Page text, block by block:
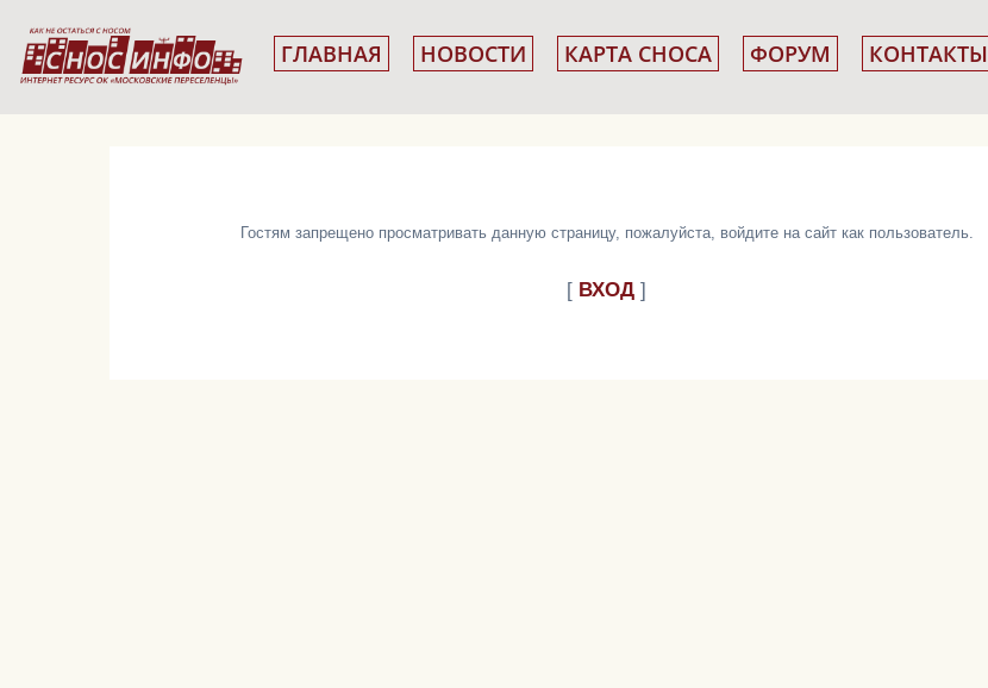
ГЛАВНАЯ НОВОСТИ КАРТА СНОСА ФОРУМ КОНТАКТЫ
Гостям запрещено просматривать данную страницу, пожалуйста, войдите на сайт как пользователь.
[ ВХОД ]